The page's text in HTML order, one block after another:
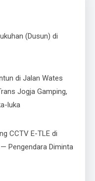
(Dusun) di
di Jalan Wates
Jogja Gamping,
luka
CCTV E-TLE di
Pengendara Diminta